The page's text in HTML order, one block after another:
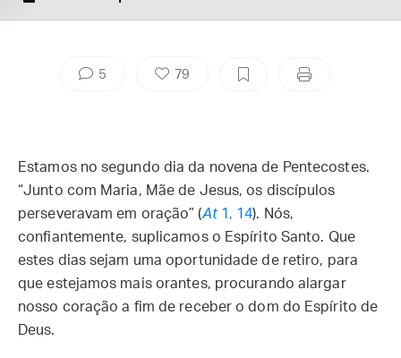
5 79
Estamos no segundo dia da novena de Pentecostes.
“Junto com Maria, Mãe de Jesus, os discípulos
perseveravam em oração” (At1, 14). Nós,
confiantemente, suplicamos o Espírito Santo. Que
estes dias sejam uma oportunidade de retiro, para
que estejamos mais orantes, procurando alargar
nosso coração a fim de receber o dom do Espírito de
Deus.